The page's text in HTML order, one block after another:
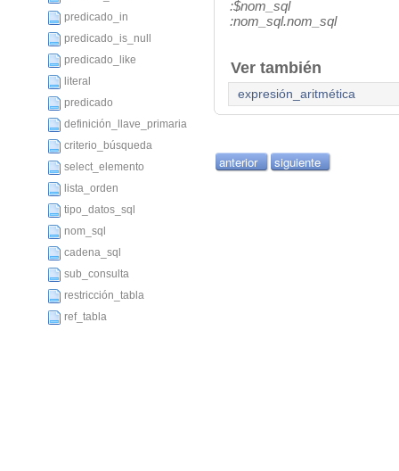
predicado_in
predicado_is_null
predicado_like
literal
predicado
definición_llave_primaria
criterio_búsqueda
select_elemento
lista_orden
tipo_datos_sql
nom_sql
cadena_sql
sub_consulta
restricción_tabla
ref_tabla
:$nom_sql
:nom_sql.nom_sql
Ver también
expresión_aritmética
anterior siguiente